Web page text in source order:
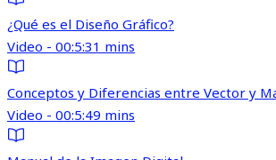
¿Qué es el Diseño Gráfico?
Video - 00:5:31 mins
Conceptos y Diferencias entre Vector y
Video - 00:5:49 mins